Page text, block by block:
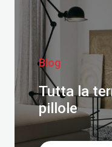
Blog
Tutta la
pillole